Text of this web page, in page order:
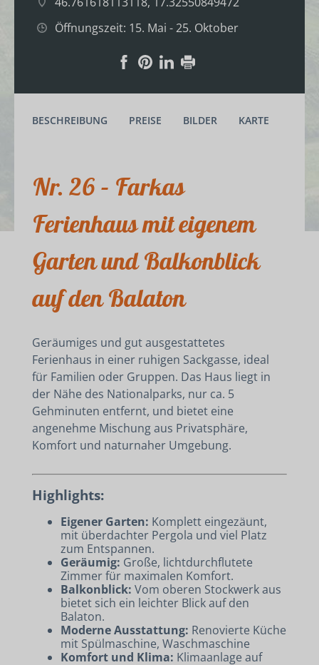
Öffnungszeit: 15. Mai - 25. Oktober
BESCHREIBUNG PREISE BILDER KARTE
Nr. 26 – Farkas
Ferienhaus mit eigenem
Garten und Balkonblick
auf den Balaton
Geräumiges und gut ausgestattetes
Ferienhaus in einer ruhigen Sackgasse, ideal
für Familien oder Gruppen. Das Haus liegt in
der Nähe des Nationalparks, nur ca. 5
Gehminuten entfernt, und bietet eine
angenehme Mischung aus Privatsphäre,
Komfort und naturnaher Umgebung.
Highlights:
Eigener Garten: Komplett eingezäunt,
mit überdachter Pergola und viel Platz
zum Entspannen.
Geräumig: Große, lichtdurchflutete
Zimmer für maximalen Komfort.
Balkonblick: Vom oberen Stockwerk aus
bietet sich ein leichter Blick auf den
Balaton.
Moderne Ausstattung: Renovierte Küche
mit Spülmaschine, Waschmaschine
Komfort und Klima: Klimaanlage auf